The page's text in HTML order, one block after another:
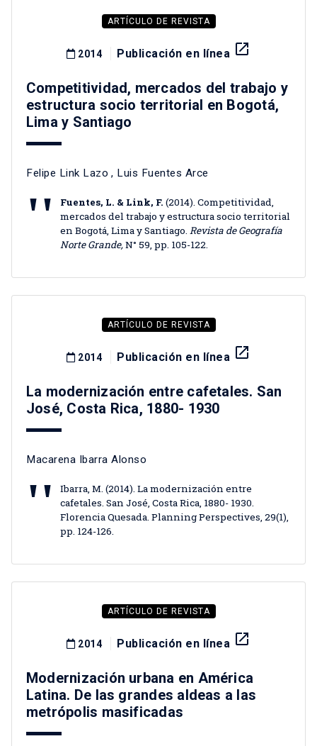
ARTÍCULO DE REVISTA
2014 Publicación en línea launch
Competitividad, mercados del trabajo y
estructura socio territorial en Bogotá,
Lima y Santiago
Felipe Link Lazo , Luis Fuentes Arce
Fuentes, L. & Link, F. (2014). Competitividad,
mercados del trabajo y estructura socio territorial
en Bogotá, Lima y Santiago. Revista de Geografía
Norte Grande,N° 59, pp. 105-122.
ARTÍCULO DE REVISTA
2014 Publicación en línea launch
La modernización entre cafetales. San
José, Costa Rica, 1880- 1930
Macarena Ibarra Alonso
Ibarra, M. (2014). La modernización entre
cafetales. San José, Costa Rica, 1880- 1930.
Florencia Quesada. Planning Perspectives, 29(1),
pp. 124-126.
ARTÍCULO DE REVISTA
2014 Publicación en línea launch
Modernización urbana en América
Latina. De las grandes aldeas a las
metrópolis masificadas